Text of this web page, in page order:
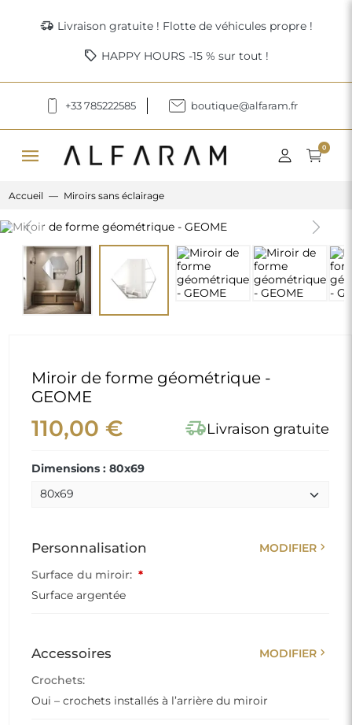
delivery_truck_speed Livraison gratuite ! Flotte de véhicules propre !
sell HAPPY HOURS -15 % sur tout !
+33 785222585 boutique@alfaram.fr
menu 0
Accueil Miroirs sans éclairage
Previous Next
Miroir de forme géométrique -
GEOME
110,00 € delivery_truck_speedLivraison gratuite
Dimensions : 80x69
Personnalisation MODIFIER chevron_right
Surface du miroir: *
Surface argentée
Accessoires MODIFIER chevron_right
Crochets:
Oui – crochets installés à l’arrière du miroir